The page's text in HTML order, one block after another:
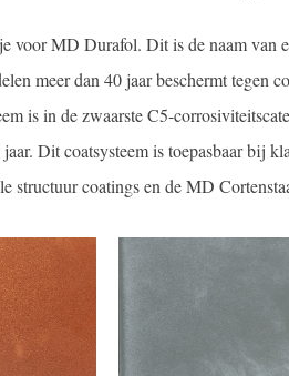
voor MD Durafol. Dit is de naam van
meer dan 40 jaar beschermt tegen
is in de zwaarste C5-
Dit coatsysteem is toepasbaar bij
structuur coatings en de MD